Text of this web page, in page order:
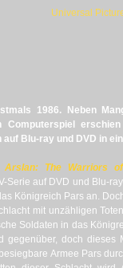
Universal
1986. Neben
Computerspiel
Blu-ray und DVD in
Arslan: The Warriors
Serie auf DVD und Blu-
Königreich Pars an.
mit unzähligen
Soldaten in das
gegenüber, doch
Armee Pars